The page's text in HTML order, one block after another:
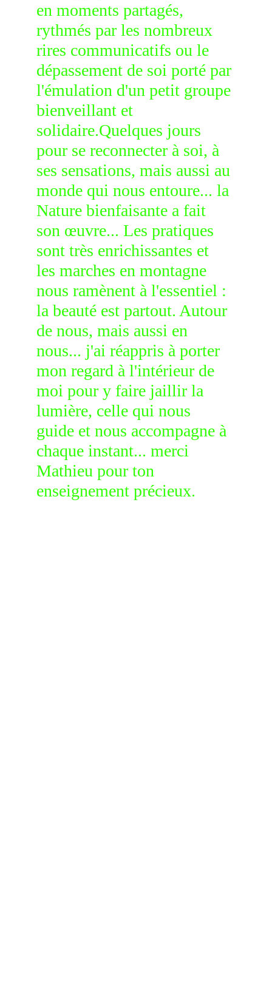
en moments partagés,
rythmés par les nombreux
rires communicatifs ou le
dépassement de soi porté par
l'émulation d'un petit groupe
bienveillant et
solidaire.Quelques jours
pour se reconnecter à soi, à
ses sensations, mais aussi au
monde qui nous entoure... la
Nature bienfaisante a fait
son œuvre... Les pratiques
sont très enrichissantes et
les marches en montagne
nous ramènent à l'essentiel :
la beauté est partout. Autour
de nous, mais aussi en
nous... j'ai réappris à porter
mon regard à l'intérieur de
moi pour y faire jaillir la
lumière, celle qui nous
guide et nous accompagne à
chaque instant... merci
Mathieu pour ton
enseignement précieux.